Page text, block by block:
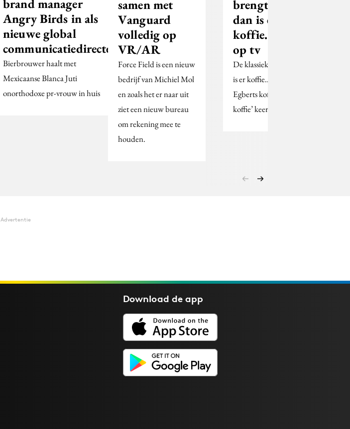
brand manager
Angry Birds in als
nieuwe global
communicatiedirecteur
Bierbrouwer haalt met
Mexicaanse Blanca Juti
onorthodoxe pr-vrouw in huis
samen met
Vanguard
volledig op
VR/AR
Force Field is een nieuw
bedrijf van Michiel Mol
en zoals het er naar uit
ziet een nieuw bureau
om rekening mee te
houden.
brengt ‘En
dan is er
koffie…' terug
op tv
De klassieke zin 'En dan
is er koffie… Douwe
Egberts koffie, lekkere
koffie’ keert terug.
Advertentie
Download deapp